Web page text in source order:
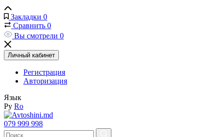
Закладки 0
Сравнить 0
Вы смотрели 0
Личный кабинет
Регистрация
Авторизация
Язык
Ру Ro
079 999 998